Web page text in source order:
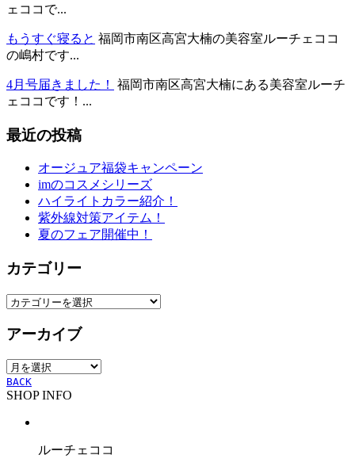
ェココで...
もうすぐ寝ると 福岡市南区高宮大楠の美容室ルーチェココ
の嶋村です...
4月号届きました！
福岡市南区高宮大楠にある美容室ルーチ
ェココです！...
最近の投稿
オージュア福袋キャンペーン
imのコスメシリーズ
ハイライトカラー紹介！
紫外線対策アイテム！
夏のフェア開催中！
カテゴリー
カ
ゴ
ー
アーカイブ
ア
ー
カ
BACK
SHOP INFO
ルーチェココ